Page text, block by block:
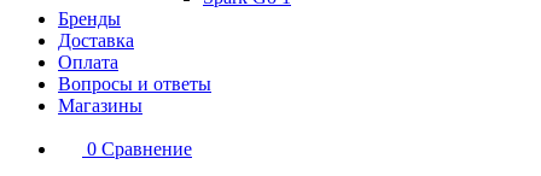
Бренды
Доставка
Оплата
Вопросы и ответы
Магазины
0 Сравнение